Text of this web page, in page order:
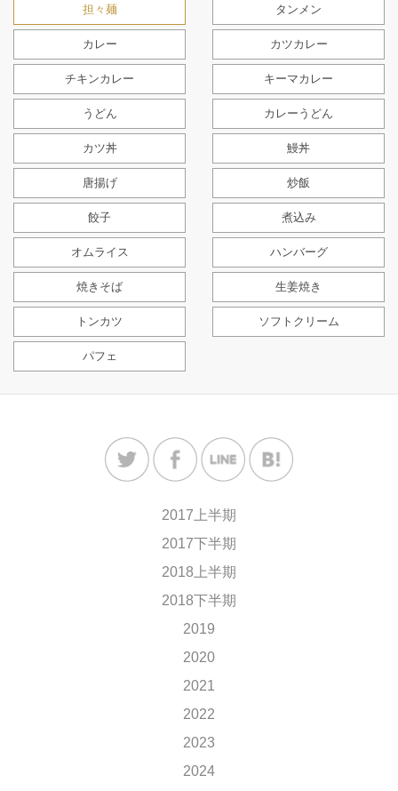
担々麺 タンメン
カレー カツカレー
チキンカレー キーマカレー
うどん カレーうどん
カツ丼 鰻丼
唐揚げ 炒飯
餃子 煮込み
オムライス ハンバーグ
焼きそば 生姜焼き
トンカツ ソフトクリーム
パフェ
2017上半期
2017下半期
2018上半期
2018下半期
2019
2020
2021
2022
2023
2024